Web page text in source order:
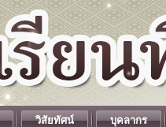
วิสัยทัศน์ บุคลากร